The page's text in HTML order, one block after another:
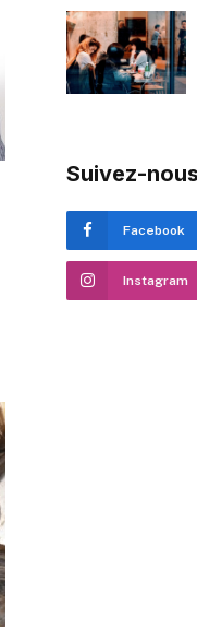
Suivez-nous
Facebook
Instagram